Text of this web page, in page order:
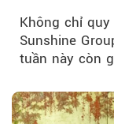
Không chỉ
Sunshine
tuần này còn